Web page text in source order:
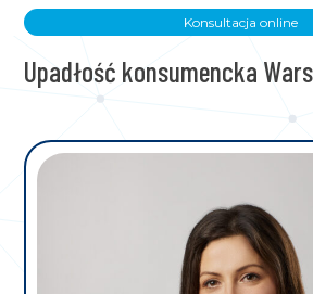
Konsultacja online
Upadłość konsumencka